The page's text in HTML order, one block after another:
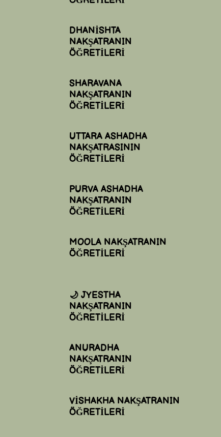
DHANİSHTA
NAKŞATRANIN
ÖĞRETİLERİ
SHARAVANA
NAKŞATRANIN
ÖĞRETİLERİ
UTTARA ASHADHA
NAKŞATRASININ
ÖĞRETİLERİ
PURVA ASHADHA
NAKŞATRANIN
ÖĞRETİLERİ
MOOLA NAKŞATRANIN
ÖĞRETİLERİ
🌙 JYESTHA
NAKŞATRANIN
ÖĞRETİLERİ
ANURADHA
NAKŞATRANIN
ÖĞRETİLERİ
VİSHAKHA NAKŞATRANIN
ÖĞRETİLERİ